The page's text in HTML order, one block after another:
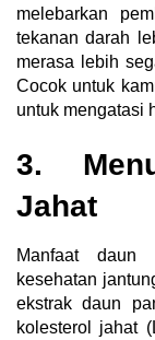
melebarkan
tekanan darah
merasa lebih
Cocok untuk
untuk mengatasi
3.
Jahat
Manfaat daun
kesehatan
ekstrak daun
kolesterol jahat